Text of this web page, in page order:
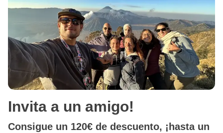
Invita a un amigo!
Consigue un 120€ de descuento, ¡hasta un